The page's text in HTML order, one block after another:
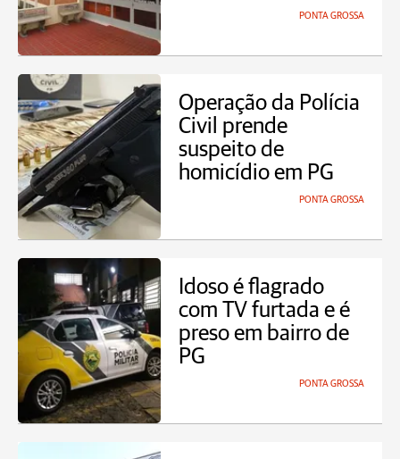
PONTA GROSSA
Operação da Polícia
Civil prende
suspeito de
homicídio em PG
PONTA GROSSA
Idoso é flagrado
com TV furtada e é
preso em bairro de
PG
PONTA GROSSA